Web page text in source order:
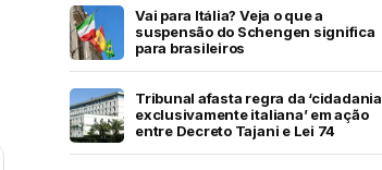
Vai para Itália? Veja o que a
suspensão do Schengen significa
para brasileiros
Tribunal afasta regra da ‘cidadania
exclusivamente italiana’ em ação
entre Decreto Tajani e Lei 74